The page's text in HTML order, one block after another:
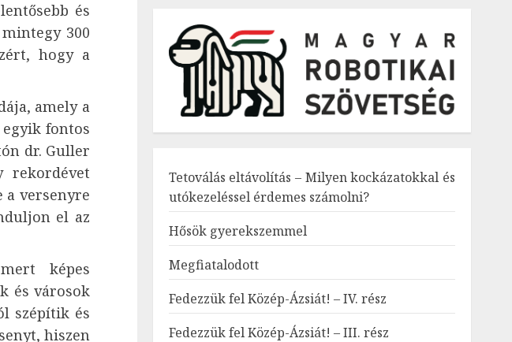
és
300
hogy a
amely a
fontos
dr. Guller
rekordévet
a versenyre
el az
képes
és városok
szépítik és
hiszen
Tetoválás eltávolítás – Milyen kockázatokkal és
utókezeléssel érdemes számolni?
Hősök gyerekszemmel
Megfiatalodott
Fedezzük fel Közép-Ázsiát! – IV. rész
Fedezzük fel Közép-Ázsiát! – III. rész